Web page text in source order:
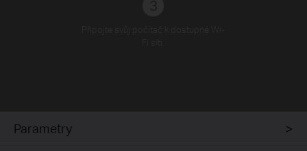
Parametry